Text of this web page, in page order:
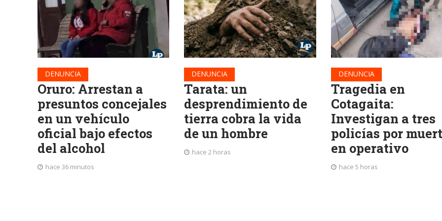
DENUNCIA
Oruro: Arrestan a
presuntos concejales
en un vehículo
oficial bajo efectos
del alcohol
hace 36 minutos
DENUNCIA
Tarata: un
desprendimiento de
tierra cobra la vida
de un hombre
hace 2 horas
DENUNCIA
Tragedia en
Cotagaita:
Investigan a tres
policías por
en operativo
hace 5 horas